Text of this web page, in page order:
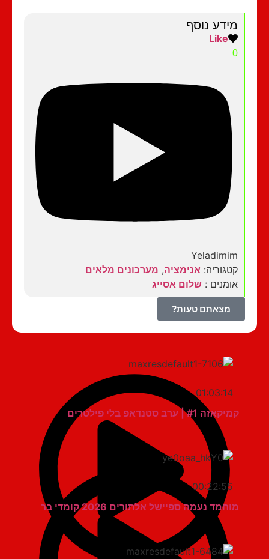
מידע נוסף
Yeladimim
קטגוריה:אנימציה, מערכונים מלאים
אומנים :שלום אסייג
מצאתם טעות?
01:03:14
קמיקאזה #1 | ערב סטנדאפ בלי פילטרים
00:22:55
מוחמד נעמה ספיישל אלתורים 2026 קומדי בר